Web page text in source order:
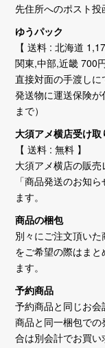
先住所へのポスト投
ゆうパック
【 送料 : 北海道
関東,中部,近畿 700
直接対面の手渡しに
発送物に運送保険
まで）
大須アメ横店受け取
【 送料 : 無料 】
大須アメ横店の販売
「商品発送のお知
ます。
商品の梱包
別々にご注文頂い
をご希望の際はま
ます。
予約商品
予約商品と同じお
商品と同一梱包で
合は別会計でお買い